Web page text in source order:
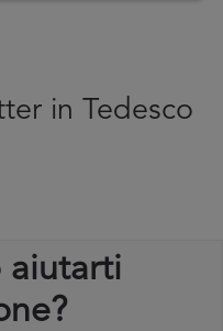
in Tedesco
aiutarti